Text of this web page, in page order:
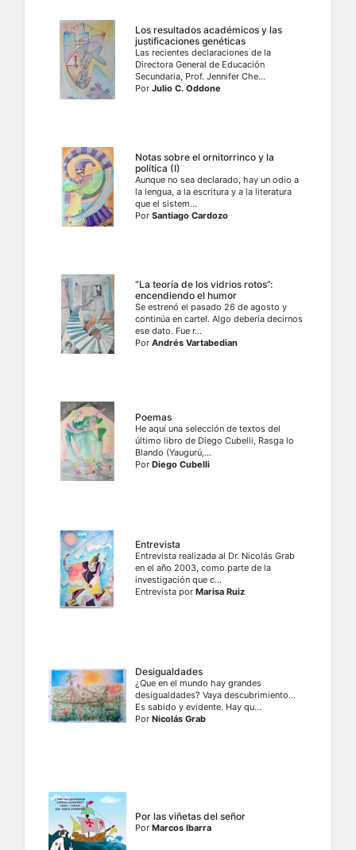
Los resultados académicos y las
justificaciones genéticas
Las recientes declaraciones de la
Directora General de Educación
Secundaria, Prof. Jennifer Che...
PorJulio C. Oddone
Notas sobre el ornitorrinco y la
política (I)
Aunque no sea declarado, hay un odio a
la lengua, a la escritura y a la literatura
que el sistem...
PorSantiago Cardozo
“La teoría de los vidrios rotos”:
encendiendo el humor
Se estrenó el pasado 26 de agosto y
continúa en cartel. Algo debería decirnos
ese dato. Fue r...
PorAndrés Vartabedian
Poemas
He aquí una selección de textos del
último libro de Diego Cubelli, Rasga lo
Blando (Yaugurú,...
PorDiego Cubelli
Entrevista
Entrevista realizada al Dr. Nicolás Grab
en el año 2003, como parte de la
investigación que c...
Entrevista porMarisa Ruiz
Desigualdades
¿Que en el mundo hay grandes
desigualdades? Vaya descubrimiento…
Es sabido y evidente. Hay qu...
PorNicolás Grab
Por las viñetas del señor
PorMarcos Ibarra